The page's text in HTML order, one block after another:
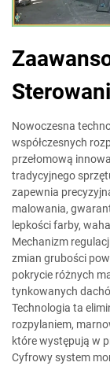
Nowoczesna
współczesnych
przełomową
tradycyjnego
zapewnia
malowania,
lepkości farby,
Mechanizm
zmian grubości
pokrycie różnych
tynkowanych
Technologia ta
rozpylaniem,
które występują w
Cyfrowy system